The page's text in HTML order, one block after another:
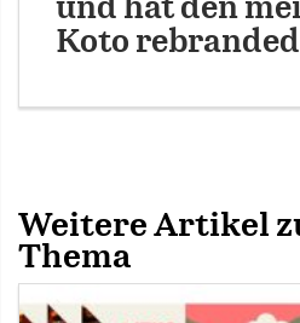
und hat den
Koto
Weitere Artikel
Thema